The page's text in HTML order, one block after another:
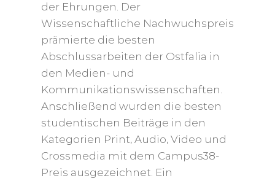
der Ehrungen. Der
Wissenschaftliche Nachwuchspreis
prämierte die besten
Abschlussarbeiten der Ostfalia in
den Medien- und
Kommunikationswissenschaften.
Anschließend wurden die besten
studentischen Beiträge in den
Kategorien Print, Audio, Video und
Crossmedia mit dem Campus38-
Preis ausgezeichnet. Ein